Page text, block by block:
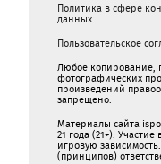
Политика в сфере
данных
Пользовательское
Любое копирование,
фотографических
произведений
запрещено.
Материалы сайта
21 года (21+).
игровую
(принципов)